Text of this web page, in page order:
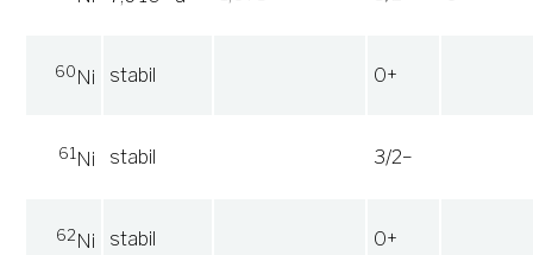
60 Ni stabil 0+
61 Ni stabil 3/2−
62 Ni stabil 0+